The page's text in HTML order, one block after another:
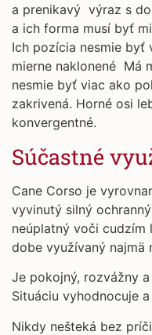
a prenikavý výraz s
a ich forma musí byť
Ich pozícia nesmie byť
mierne naklonené Má
nesmie byť viac ako
zakrivená. Horné osi
konvergentné.
Súčastné
Cane Corso je
vyvinutý silný
neúplatný voči cudzím
dobe využívaný najmä
Je pokojný, rozvážny
Situáciu vyhodnocuje
Nikdy nešteká bez